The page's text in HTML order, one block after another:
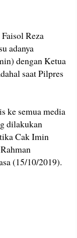
Reza
adanya
dengan Ketua
saat Pilpres
ke semua media
dilakukan
Cak Imin
(15/10/2019).